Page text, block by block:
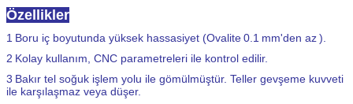
Özellikler
1 Boru iç boyutunda yüksek hassasiyet (Ovalite0.1 mm'den az).
2 Kolay kullanım, CNC parametreleri ile kontrol edilir.
3 Bakır tel soğuk işlem yolu ile gömülmüştür. Teller gevşeme kuvveti
ile karşılaşmaz veya düşer.